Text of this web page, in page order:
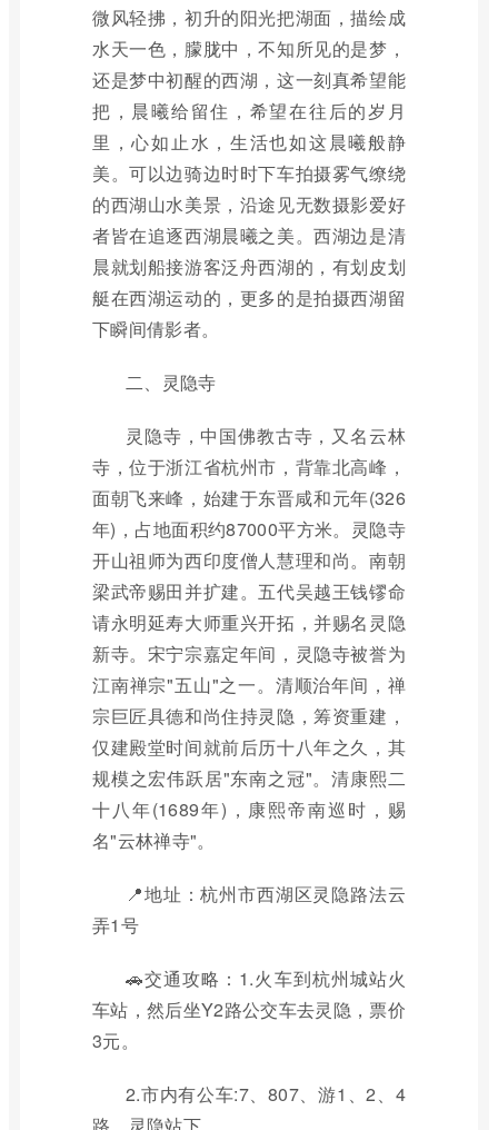
微风轻拂，初升的阳光把湖面，描绘成
水天一色，朦胧中，不知所见的是梦，
还是梦中初醒的西湖，这一刻真希望能
把，晨曦给留住，希望在往后的岁月
里，心如止水，生活也如这晨曦般静
美。可以边骑边时时下车拍摄雾气缭绕
的西湖山水美景，沿途见无数摄影爱好
者皆在追逐西湖晨曦之美。西湖边是清
晨就划船接游客泛舟西湖的，有划皮划
艇在西湖运动的，更多的是拍摄西湖留
下瞬间倩影者。
二、灵隐寺
灵隐寺，中国佛教古寺，又名云林
寺，位于浙江省杭州市，背靠北高峰，
面朝飞来峰，始建于东晋咸和元年(326
年)，占地面积约87000平方米。灵隐寺
开山祖师为西印度僧人慧理和尚。南朝
梁武帝赐田并扩建。五代吴越王钱镠命
请永明延寿大师重兴开拓，并赐名灵隐
新寺。宋宁宗嘉定年间，灵隐寺被誉为
江南禅宗"五山"之一。清顺治年间，禅
宗巨匠具德和尚住持灵隐，筹资重建，
仅建殿堂时间就前后历十八年之久，其
规模之宏伟跃居"东南之冠"。清康熙二
十八年(1689年)，康熙帝南巡时，赐
名"云林禅寺"。
📍地址：杭州市西湖区灵隐路法云
弄1号
🚗交通攻略：1.火车到杭州城站火
车站，然后坐Y2路公交车去灵隐，票价
3元。
2.市内有公车:7、807、游1、2、4